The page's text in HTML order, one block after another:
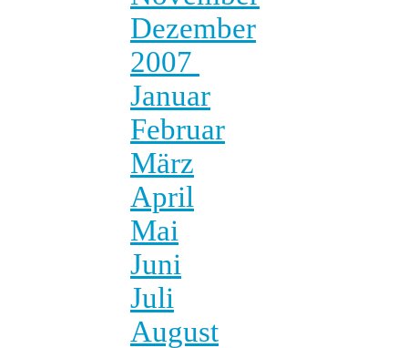
Dezember
2007
Januar
Februar
März
April
Mai
Juni
Juli
August